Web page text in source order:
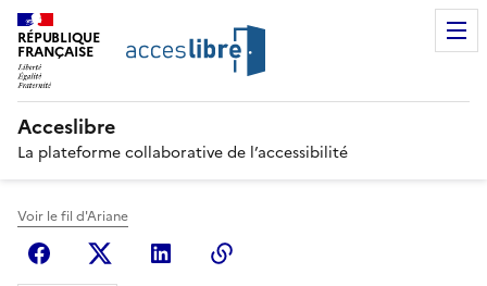
RÉPUBLIQUE
FRANÇAISE
Acceslibre
La plateforme collaborative de l’accessibilité
Voir le fil d'Ariane
FacebookX (anciennement Twitter)
Linkedin